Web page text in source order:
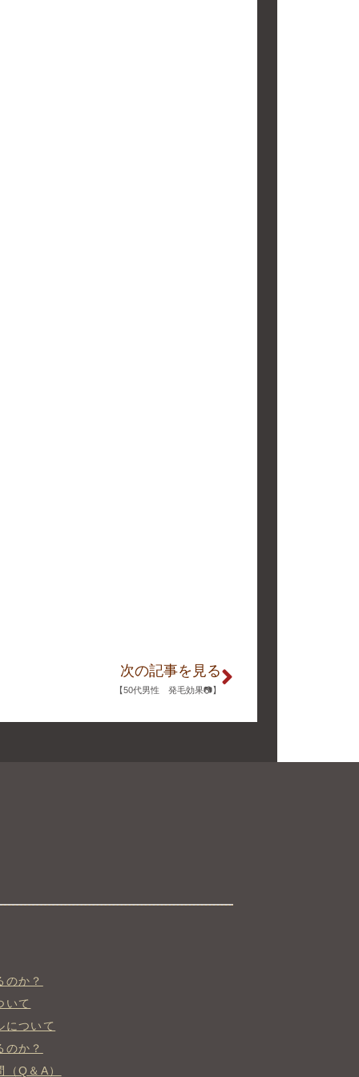
次の記事を見る
【50代男性 発毛効果📷】
のか？
いて
について
のか？
Q＆A）